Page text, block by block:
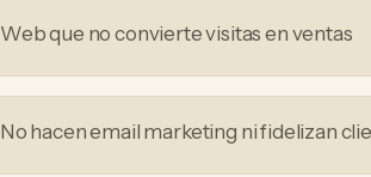
Web que no convierte visitas en ventas
No hacen email marketing ni fidelizan